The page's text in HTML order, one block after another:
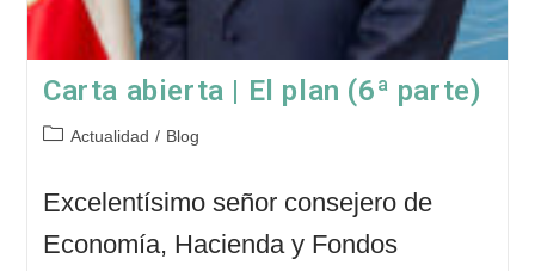
Carta abierta | El plan (6ª parte)
Categoría
entrada:
Actualidad / Blog
Excelentísimo señor consejero de
Economía, Hacienda y Fondos